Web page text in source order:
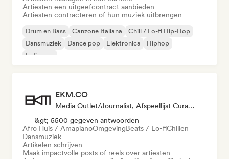
Artiesten een uitgeefcontract aanbieden
Artiesten contracteren of hun muziek uitbrengen
Drum en Bass Canzone Italiana
Chill / Lo-fi Hip-Hop
Dansmuziek
Dance pop Elektronica
Hiphop
Indie pop
EKM.CO
Media Outlet/Journalist, Afspeellijst Curator
&gt; 5500 gegeven antwoorden
Afro Huis / AmapianoOmgevingBeats / Lo-fiChillen
Dansmuziek
Artikelen schrijven
Maak impactvolle posts of reels over artiesten